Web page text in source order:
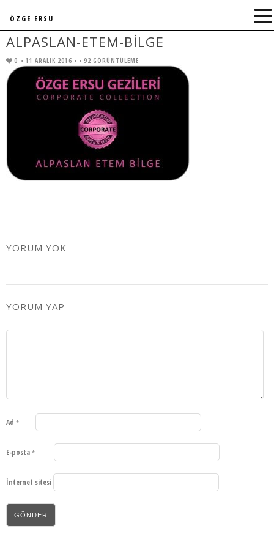
ALPASLAN-ETEM-BILGE
0 • 11 ARALIK 2016 • • 92 GÖRÜNTÜLEME
YORUM YOK
YORUM YAP
Ad *
E-posta *
İnternet sitesi
ÖZGE ERSU